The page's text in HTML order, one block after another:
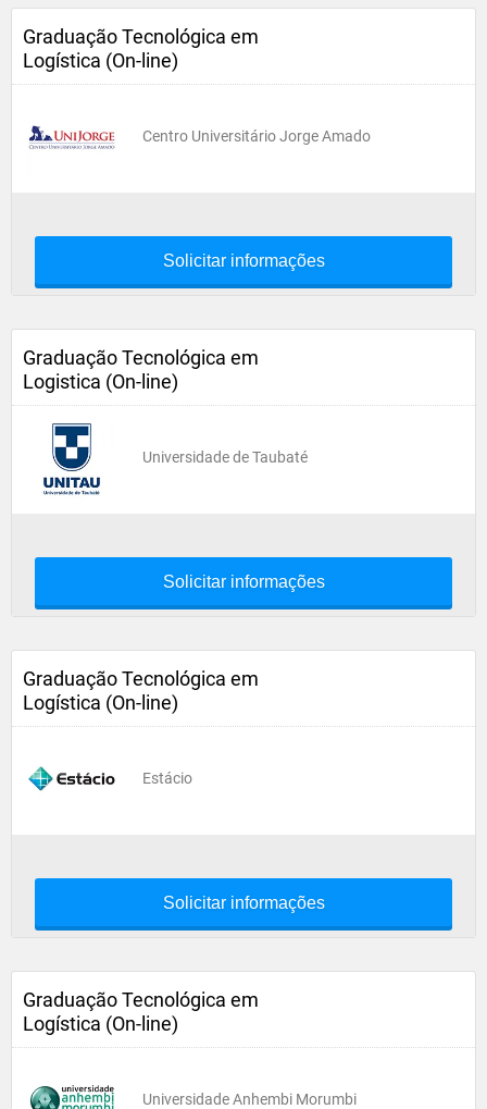
Graduação Tecnológica em
Logística (On-line)
Centro Universitário Jorge Amado
Solicitar informações
Graduação Tecnológica em
Logistica (On-line)
Universidade de Taubaté
Solicitar informações
Graduação Tecnológica em
Logística (On-line)
Estácio
Solicitar informações
Graduação Tecnológica em
Logística (On-line)
Universidade Anhembi Morumbi